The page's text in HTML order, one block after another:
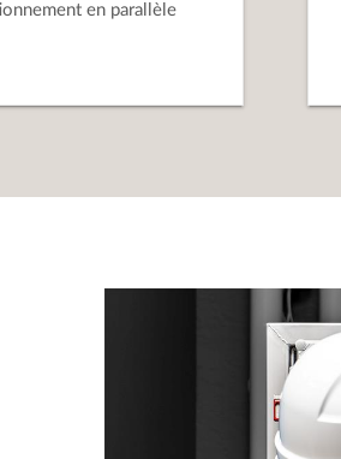
en parallèle